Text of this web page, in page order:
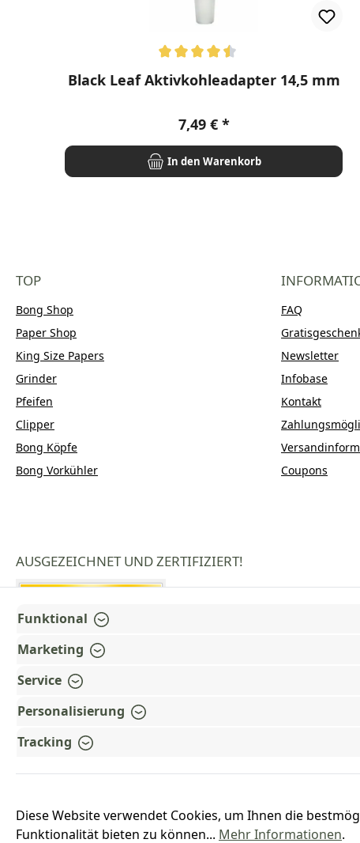
Durchschnittliche Bewertung von 4.5 von 5
Black Leaf Aktivkohleadapter 14,5 mm
Regulärer Preis:
7,49 €
In den Warenkorb
TOP
Bong Shop
Paper Shop
King Size Papers
Grinder
Pfeifen
Clipper
Bong Köpfe
Bong Vorkühler
FAQ
Newsletter
Infobase
Kontakt
Coupons
AUSGEZEICHNET UND ZERTIFIZIERT!
Funktional
Marketing
Service
Personalisierung
Tracking
Diese Website verwendet Cookies, um Ihnen die
Funktionalität bieten zu können... Mehr Informationen.